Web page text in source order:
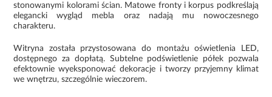
stonowanymi kolorami ścian. Matowe fronty i korpus podkreślają
elegancki wygląd mebla oraz nadają mu nowoczesnego
charakteru.
Witryna została przystosowana do montażu oświetlenia LED,
dostępnego za dopłatą. Subtelne podświetlenie półek pozwala
efektownie wyeksponować dekoracje i tworzy przyjemny klimat
we wnętrzu, szczególnie wieczorem.